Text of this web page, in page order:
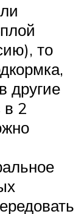
то
другие
в 2